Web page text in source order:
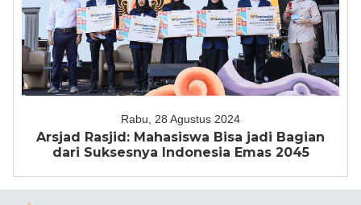
Rabu, 28 Agustus 2024
Arsjad Rasjid: Mahasiswa Bisa jadi Bagian
dari Suksesnya Indonesia Emas 2045